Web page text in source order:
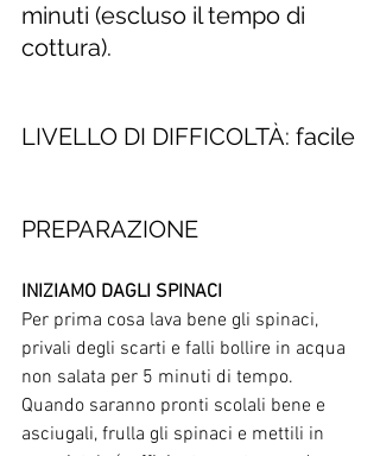
minuti (escluso il tempo di
cottura).
LIVELLO DI DIFFICOLTÀ: facile
PREPARAZIONE
INIZIAMO DAGLI SPINACI
Per prima cosa lava bene gli spinaci,
privali degli scarti e falli bollire in acqua
non salata per 5 minuti di tempo.
Quando saranno pronti scolali bene e
asciugali, frulla gli spinaci e mettili in